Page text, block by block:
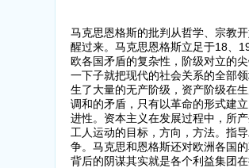
马克思恩格斯的批判从哲学、宗教
醒过来。马克思恩格斯立足于18、
欧各国矛盾的复杂性，阶级对立的
一下子就把现代的社会关系的全部
生了大量的无产阶级，资产阶级在
调和的矛盾，只有以革命的形式建
进性。资本主义在发展过程中，所
工人运动的目标，方向，方法。指
争。马克思和恩格斯还对欧洲各国
背后的阴谋其实就是各个利益集团